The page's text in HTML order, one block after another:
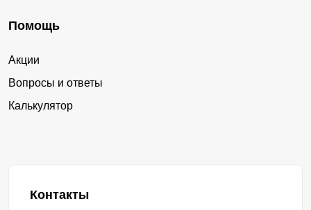
Помощь
Акции
Вопросы и ответы
Калькулятор
Контакты